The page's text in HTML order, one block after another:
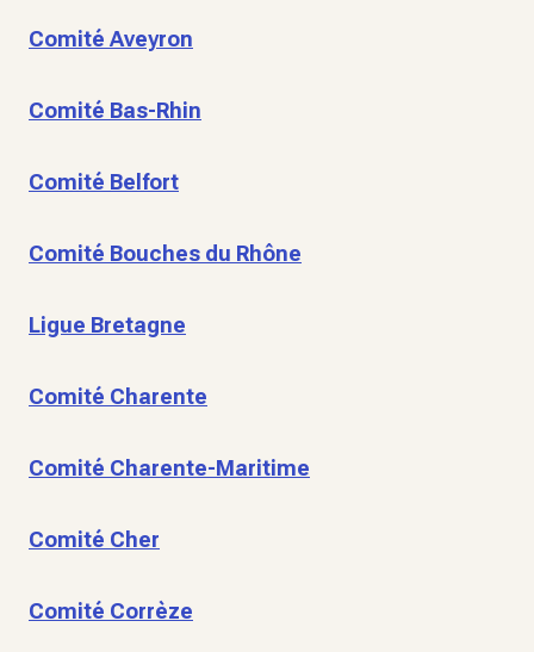
Comité Aveyron
Comité Bas-Rhin
Comité Belfort
Comité Bouches du Rhône
Ligue Bretagne
Comité Charente
Comité Charente-Maritime
Comité Cher
Comité Corrèze